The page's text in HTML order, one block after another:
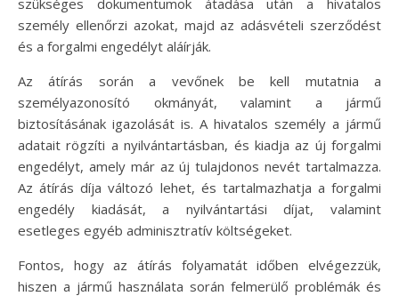
szükséges dokumentumok átadása után a hivatalos
személy ellenőrzi azokat, majd az adásvételi szerződést
és a forgalmi engedélyt aláírják.
Az átírás során a vevőnek be kell mutatnia a
személyazonosító okmányát, valamint a jármű
biztosításának igazolását is. A hivatalos személy a jármű
adatait rögzíti a nyilvántartásban, és kiadja az új forgalmi
engedélyt, amely már az új tulajdonos nevét tartalmazza.
Az átírás díja változó lehet, és tartalmazhatja a forgalmi
engedély kiadását, a nyilvántartási díjat, valamint
esetleges egyéb adminisztratív költségeket.
Fontos, hogy az átírás folyamatát időben elvégezzük,
hiszen a jármű használata során felmerülő problémák és